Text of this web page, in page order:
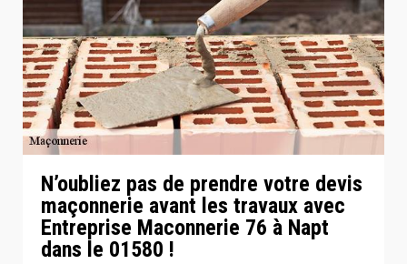
N’oubliez pas de prendre votre devis
maçonnerie avant les travaux avec
Entreprise Maconnerie 76 à Napt
dans le 01580 !